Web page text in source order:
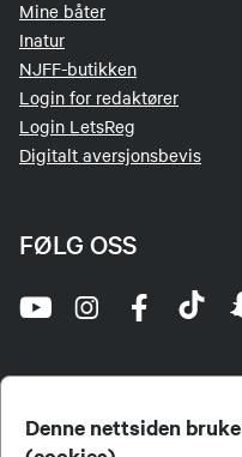
Denne nettsiden
Mine båter
Inatur
NJFF-butikken
Login for redaktører
Login LetsReg
Digitalt aversjonsbevis
FØLG OSS